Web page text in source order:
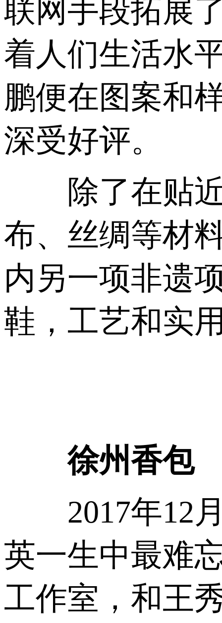
联网手段拓展
着人们生活水
鹏便在图案和
深受好评。
除了在贴近
布、丝绸等材
内另一项非遗
鞋，工艺和实
徐州香包
2017年12月
英一生中最难
工作室，和王